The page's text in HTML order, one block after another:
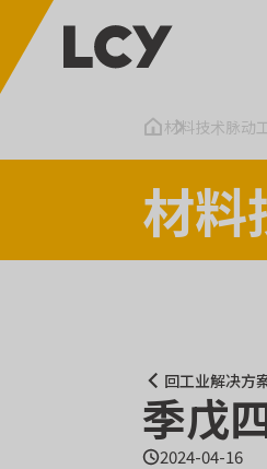
材料技术脉动
材料
回工业解决方
季戊
2024-04-16